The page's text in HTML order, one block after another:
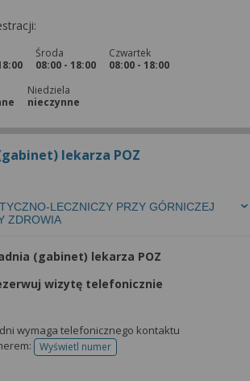
Środa
08:00 - 18:00
Czwartek
08:00 - 18:00
Niedziela
nieczynne
lekarza POZ
LECZNICZY PRZY GÓRNICZEJ
ZDROWIA
(gabinet) lekarza POZ
wizytę telefonicznie
wymaga telefonicznego kontaktu
Wyświetl numertelefonu do rejestracji